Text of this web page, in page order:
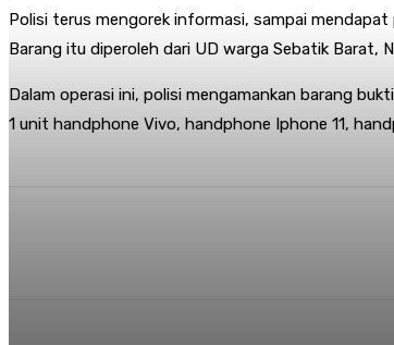
Polisi terus mengorek informasi, sampai
Barang itu diperoleh dari UD warga Sebatik Barat,
Dalam operasi ini, polisi mengamankan barang
1 unit handphone Vivo, handphone Iphone 11,